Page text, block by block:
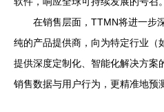
在销售层面，TTMN将进一步
纯的产品提供商，向为特定行业（
提供深度定制化、智能化解决方案
销售数据与用户行为，更精准地预